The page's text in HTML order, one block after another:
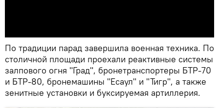
По традиции парад завершила военная техника. По
столичной площади проехали реактивные системы
залпового огня "Град", бронетранспортеры БТР-70
и БТР-80, бронемашины "Есаул" и "Тигр", а также
зенитные установки и буксируемая артиллерия.